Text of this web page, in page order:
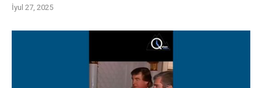
İyul 27, 2025